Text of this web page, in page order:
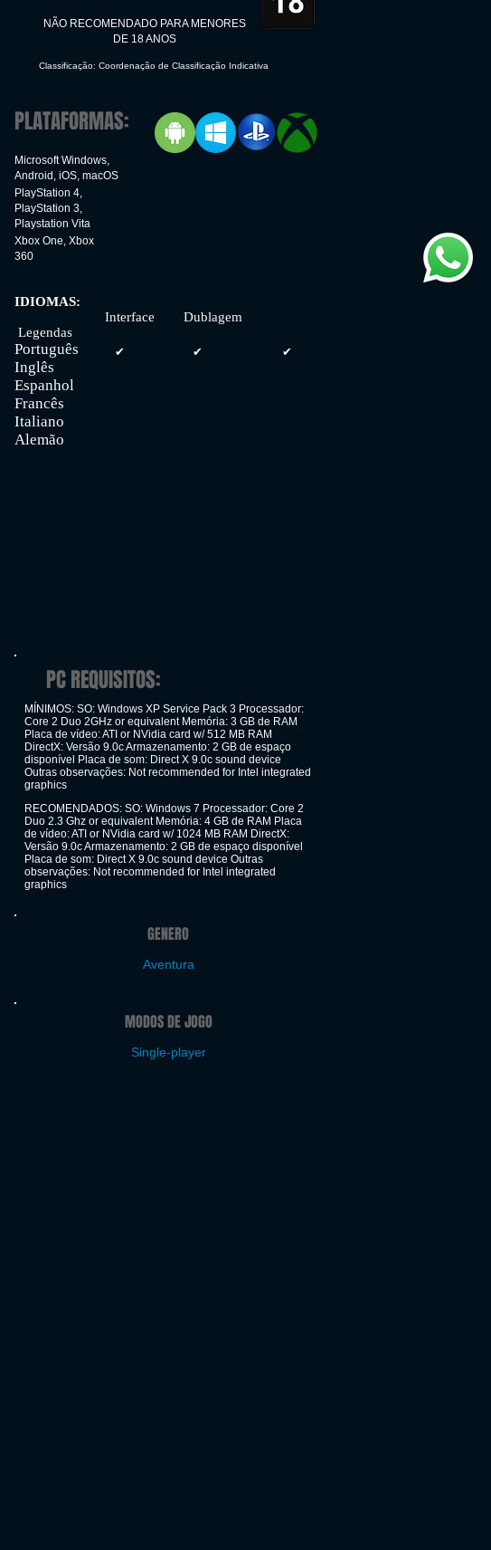
NÃO RECOMENDADO PARA MENORES
DE 18 ANOS
Classificação: Coordenação de Classificação Indicativa
PLATAFORMAS:
Microsoft Windows,
Android, iOS, macOS
PlayStation 4,
PlayStation 3,
Playstation Vita
Xbox One, Xbox
360
IDIOMAS:
Interface Dublagem
Legendas
Português
Inglês
Espanhol
Francês
Italiano
Alemão
✔ ✔ ✔
PC REQUISITOS:
MÍNIMOS: SO: Windows XP Service Pack 3 Processador:
Core 2 Duo 2GHz or equivalent Memória: 3 GB de RAM
Placa de vídeo: ATI or NVidia card w/ 512 MB RAM
DirectX: Versão 9.0c Armazenamento: 2 GB de espaço
disponível Placa de som: Direct X 9.0c sound device
Outras observações: Not recommended for Intel integrated
graphics
RECOMENDADOS: SO: Windows 7 Processador: Core 2
Duo 2.3 Ghz or equivalent Memória: 4 GB de RAM Placa
de vídeo: ATI or NVidia card w/ 1024 MB RAM DirectX:
Versão 9.0c Armazenamento: 2 GB de espaço disponível
Placa de som: Direct X 9.0c sound device Outras
observações: Not recommended for Intel integrated
graphics
GENERO
Aventura
MODOS DE JOGO
Single-player